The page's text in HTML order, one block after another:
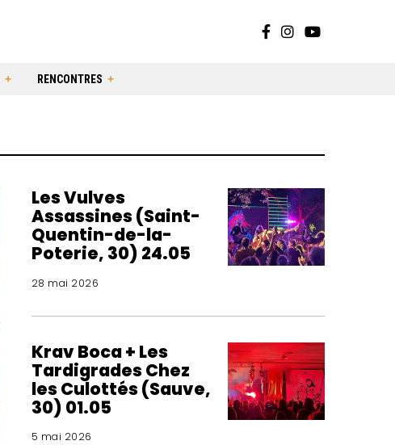
RENCONTRES
Les Vulves
Assassines (Saint-
Quentin-de-la-
Poterie, 30) 24.05
28 mai 2026
Krav Boca + Les
Tardigrades Chez
les Culottés (Sauve,
30) 01.05
5 mai 2026